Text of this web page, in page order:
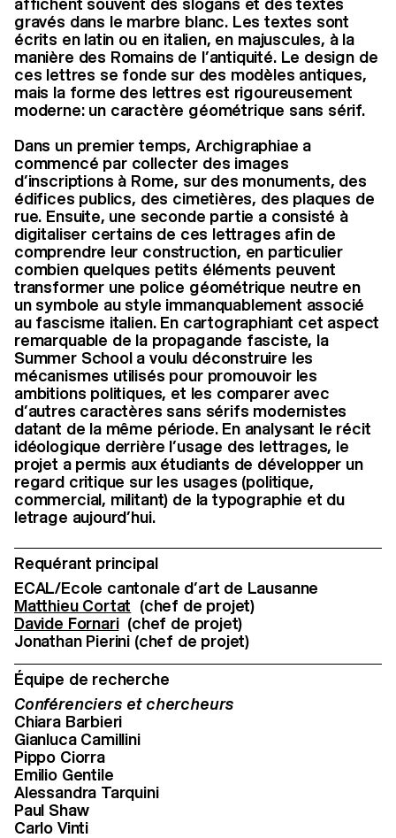
gravés dans le marbre blanc. Les textes sont
écrits en latin ou en italien, en majuscules, à la
manière des Romains de l’antiquité. Le design de
ces lettres se fonde sur des modèles antiques,
mais la forme des lettres est rigoureusement
moderne: un caractère géométrique sans sérif.
Dans un premier temps, Archigraphiae a
commencé par collecter des images
d’inscriptions à Rome, sur des monuments, des
édifices publics, des cimetières, des plaques de
rue. Ensuite, une seconde partie a consisté à
digitaliser certains de ces lettrages afin de
comprendre leur construction, en particulier
combien quelques petits éléments peuvent
transformer une police géométrique neutre en
un symbole au style immanquablement associé
au fascisme italien. En cartographiant cet aspect
remarquable de la propagande fasciste, la
Summer School a voulu déconstruire les
mécanismes utilisés pour promouvoir les
ambitions politiques, et les comparer avec
d’autres caractères sans sérifs modernistes
datant de la même période. En analysant le récit
idéologique derrière l’usage des lettrages, le
projet a permis aux étudiants de développer un
regard critique sur les usages (politique,
commercial, militant) de la typographie et du
letrage aujourd’hui.
Requérant principal
ECAL/Ecole cantonale d’art de Lausanne
Matthieu Cortat (chef de projet)
Davide Fornari(chef de projet)
Jonathan Pierini (chef de projet)
Équipe de recherche
Conférenciers et chercheurs
Chiara Barbieri
Gianluca Camillini
Pippo Ciorra
Emilio Gentile
Alessandra Tarquini
Paul Shaw
Carlo Vinti